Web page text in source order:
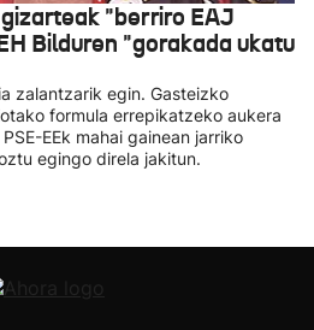
"berriro EAJ
Bilduren "gorakada ukatu
zalantzarik egin. Gasteizko
formula errepikatzeko aukera
EEk mahai gainean jarriko
egingo direla jakitun.